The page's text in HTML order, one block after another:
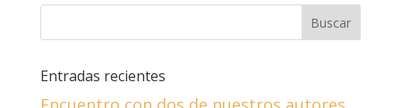
Entradas recientes